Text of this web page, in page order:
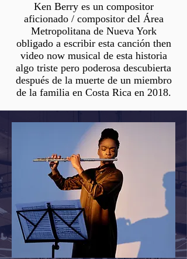
Ken Berry es un compositor
aficionado / compositor del Área
Metropolitana de Nueva York
obligado a escribir esta canción then
video now musical de esta historia
algo triste pero poderosa descubierta
después de la muerte de un miembro
de la familia en Costa Rica en 2018.